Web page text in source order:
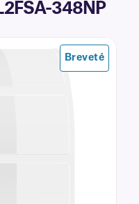
348NP
Breveté